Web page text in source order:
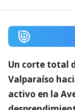
Un corte total
Valparaíso
activo en la